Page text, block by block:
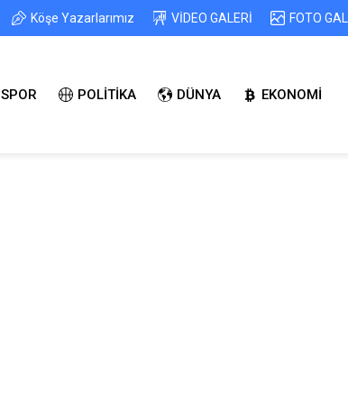
Köşe Yazarlarımız VİDEO GALERİ FOTO
SPOR POLİTİKA DÜNYA EKONOMİ